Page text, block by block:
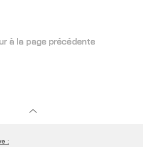
à la page précédente
: